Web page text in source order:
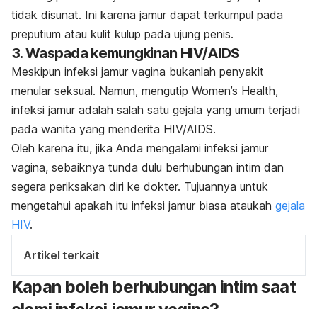
tidak disunat. Ini karena jamur dapat terkumpul pada
preputium atau kulit kulup pada ujung penis.
3. Waspada kemungkinan HIV/AIDS
Meskipun infeksi jamur vagina bukanlah penyakit
menular seksual. Namun, mengutip Women’s Health,
infeksi jamur adalah salah satu gejala yang umum terjadi
pada wanita yang menderita HIV/AIDS.
Oleh karena itu, jika Anda mengalami infeksi jamur
vagina, sebaiknya tunda dulu berhubungan intim dan
segera periksakan diri ke dokter. Tujuannya untuk
mengetahui apakah itu infeksi jamur biasa ataukah gejala
HIV.
Artikel terkait
Kapan boleh berhubungan intim saat